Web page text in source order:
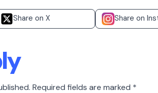
Share on X Share on
Required fields are marked *